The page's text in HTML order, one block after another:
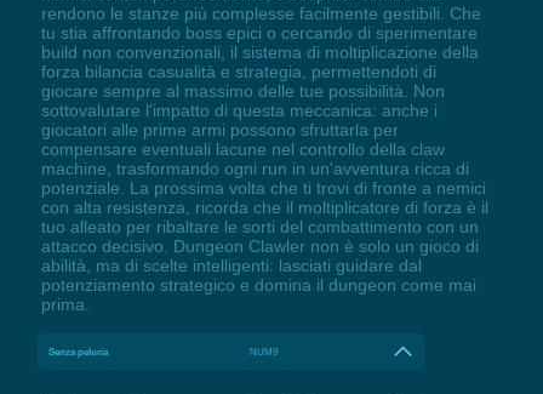
rendono le stanze più complesse facilmente gestibili. Che
tu stia affrontando boss epici o cercando di sperimentare
build non convenzionali, il sistema di moltiplicazione della
forza bilancia casualità e strategia, permettendoti di
giocare sempre al massimo delle tue possibilità. Non
sottovalutare l'impatto di questa meccanica: anche i
giocatori alle prime armi possono sfruttarla per
compensare eventuali lacune nel controllo della claw
machine, trasformando ogni run in un'avventura ricca di
potenziale. La prossima volta che ti trovi di fronte a nemici
con alta resistenza, ricorda che il moltiplicatore di forza è il
tuo alleato per ribaltare le sorti del combattimento con un
attacco decisivo. Dungeon Clawler non è solo un gioco di
abilità, ma di scelte intelligenti: lasciati guidare dal
potenziamento strategico e domina il dungeon come mai
prima.
Senza peluria NUM9